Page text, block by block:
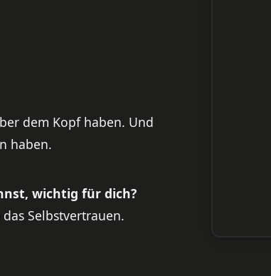
dem Kopf haben. Und
haben.
wichtig für dich?
Selbstvertrauen.